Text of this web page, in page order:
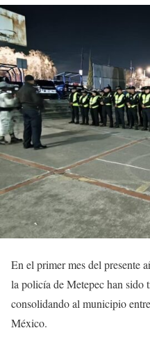
En el primer mes del presente
la policía de Metepec han sido
consolidando al municipio
México.